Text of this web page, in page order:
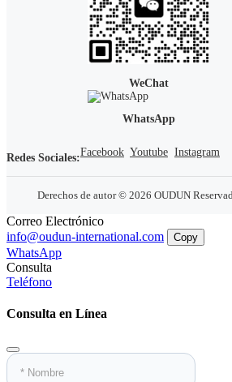
WeChat
WhatsApp
Redes Sociales:Facebook Youtube Instagram
Derechos de autor © 2026 OUDUN
Correo Electrónico
info@oudun-international.com
Copy
WhatsApp
Consulta
Teléfono
Consulta en Línea